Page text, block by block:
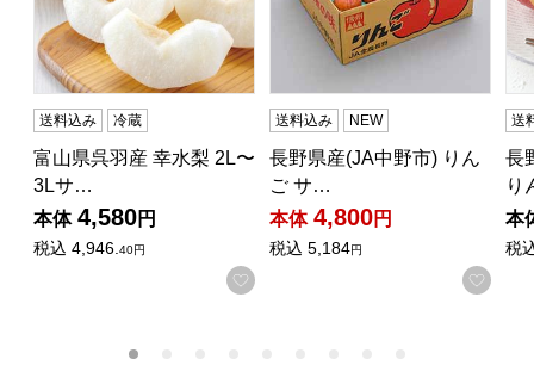
送料込み 冷蔵
富山県呉羽産 幸水梨 2L〜
3Lサ…
本体 4,580円
税込 4,946.40円
お気に入りに登録する
送料込み NEW
長野県産(JA中野市) りん
ご サ…
本体 4,800円
税込 5,184円
お気
送
長
り
本
税